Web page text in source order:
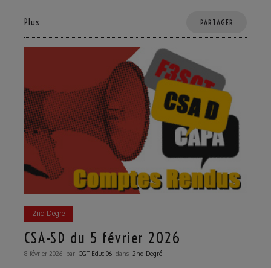
Plus PARTAGER
2nd Degré
CSA-SD du 5 février 2026
8 février 2026 par CGT·Educ 06 dans 2nd Degré